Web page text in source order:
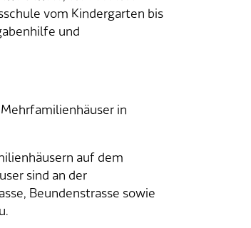
vom Kindergarten bis
und
in
auf dem
sind an der
Beundenstrasse sowie